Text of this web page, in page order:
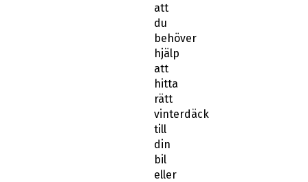
att
du
behöver
hjälp
att
hitta
rätt
vinterdäck
till
din
bil
eller